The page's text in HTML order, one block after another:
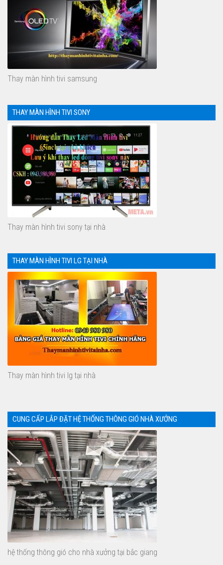
Thay màn hình tivi samsung
THAY MÀN HÌNH TIVI SONY
Thay màn hình tivi sony tại nhà
THAY MÀN HÌNH TIVI LG TẠI NHÀ
Thay màn hình tivi lg tại nhà
CUNG CẤP LẮP ĐẶT HỆ THỐNG THÔNG GIÓ NHÀ XƯỞNG
hệ thống thông gió cho nhà xưởng tại bắc giang